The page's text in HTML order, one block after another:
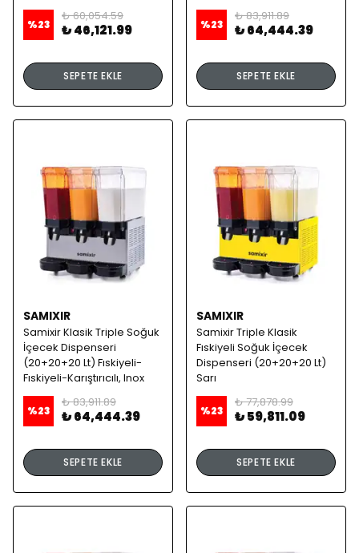
%23
₺ 60,054.59
₺ 46,121.99
SEPETE EKLE
%23
₺ 83,911.89
₺ 64,444.39
SEPETE EKLE
SAMIXIR
Samixir Klasik Triple Soğuk
İçecek Dispenseri
(20+20+20 Lt) Fıskiyeli-
Fıskiyeli-Karıştırıcılı, Inox
%23
₺ 83,911.89
₺ 64,444.39
SEPETE EKLE
SAMIXIR
Samixir Triple Klasik
Fıskiyeli Soğuk İçecek
Dispenseri (20+20+20 Lt)
Sarı
%23
₺ 77,878.99
₺ 59,811.09
SEPETE EKLE